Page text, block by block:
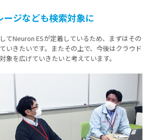
ージなども検索対象に
てNeuron ESが定着しているため、まずはその
いきたいです。またその上で、今後はクラウド
象を広げていきたいと考えています。